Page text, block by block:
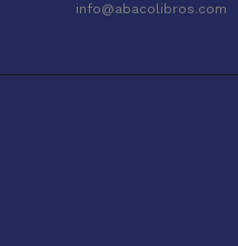
info@abacolibros.com